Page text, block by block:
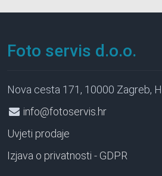
Foto servis d.o.o.
Nova cesta 171, 10000 Zagreb,
info@fotoservis.hr
Uvjeti prodaje
Izjava o privatnosti - GDPR